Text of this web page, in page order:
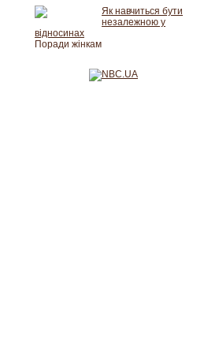
Як навчиться бути
незалежною у
відносинах
Поради жінкам